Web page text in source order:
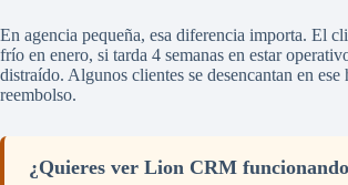
En agencia pequeña, esa diferencia importa. El
frío en enero, si tarda 4 semanas en estar
distraído. Algunos clientes se desencantan en
reembolso.
¿Quieres ver Lion CRM